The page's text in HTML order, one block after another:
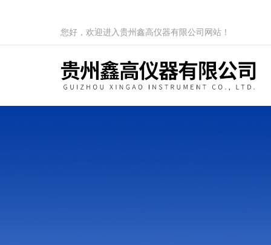
您好，欢迎进入贵州鑫高仪器有限公司网站！